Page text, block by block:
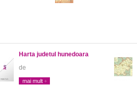
Harta judetul hunedoara
de
mai mult